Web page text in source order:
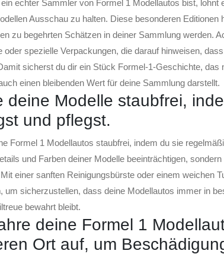
echter Sammler von Formel 1 Modellautos bist, lohnt
Ausschau zu halten. Diese besonderen Editionen
zu begehrten Schätzen in deiner Sammlung werden.
oder spezielle Verpackungen, die darauf hinweisen,
sicherst du dir ein Stück Formel-1-Geschichte, das
einen bleibenden Wert für deine Sammlung darstellt.
deine Modelle staubfrei,
und pflegst.
Formel 1 Modellautos staubfrei, indem du sie
und Farben deiner Modelle beeinträchtigen,
einer sanften Reinigungsbürste oder einem weichen
um sicherzustellen, dass deine Modellautos immer in
bewahrt bleibt.
deine Formel 1
Ort auf, um